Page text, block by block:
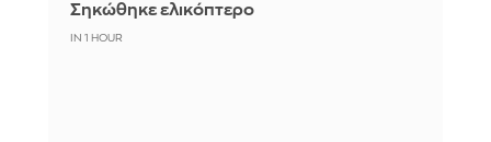
Σηκώθηκε ελικόπτερο
IN 1 HOUR